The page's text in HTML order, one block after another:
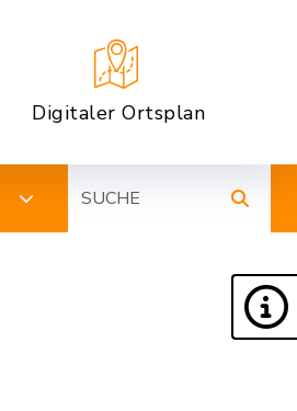
Digitaler Ortsplan